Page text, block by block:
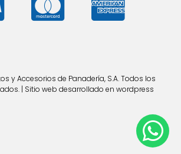
y Accesorios de Panadería, S.A. Todos los
| Sitio web desarrollado en wordpress